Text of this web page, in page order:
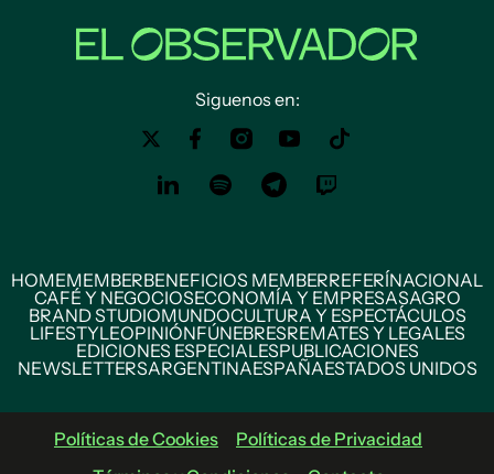
Siguenos en:
HOMEMEMBERBENEFICIOS MEMBERREFERÍNACIONAL
CAFÉ Y NEGOCIOSECONOMÍA Y EMPRESASAGRO
BRAND STUDIOMUNDOCULTURA Y ESPECTÁCULOS
LIFESTYLEOPINIÓNFÚNEBRESREMATES Y LEGALES
EDICIONES ESPECIALESPUBLICACIONES
NEWSLETTERSARGENTINAESPAÑAESTADOS UNIDOS
Políticas de Cookies
Políticas de Privacidad